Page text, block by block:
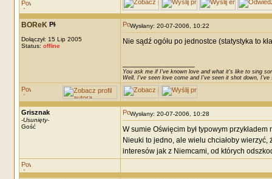
BOReK
Dołączył: 15 Lip 2005
Status: offline
Wysłany: 20-07-2006, 10:22
Nie sądź ogółu po jednostce (statystyka to
You ask me if I've known love and what it's like to sing
Well, I've seen love come and I've seen it shot down, I've
Grisznak
-Usunięty-
Gość
Wysłany: 20-07-2006, 10:28
W sumie Oświęcim był typowym
Nieuki to jedno, ale wielu chciałoby
interesów jak z Niemcami, od których